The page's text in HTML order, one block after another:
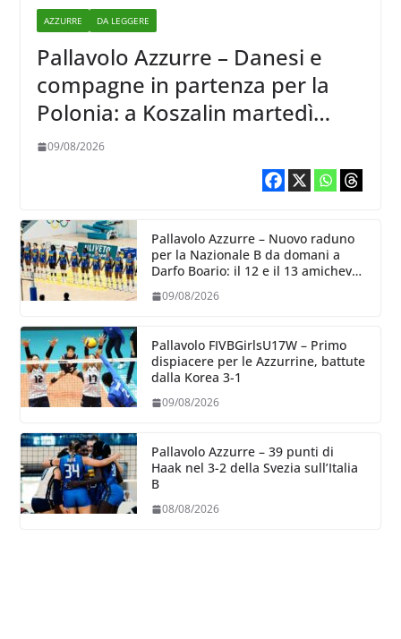
AZZURRE DA LEGGERE
Pallavolo Azzurre – Danesi e
compagne in partenza per la
Polonia: a Koszalin martedì
giocano contro la Francia
09/08/2026
Pallavolo Azzurre – Nuovo raduno
per la Nazionale B da domani a
Darfo Boario: il 12 e il 13 amichevoli
09/08/2026
Pallavolo FIVBGirlsU17W – Primo
dispiacere per le Azzurrine, battute
dalla Korea 3-1
09/08/2026
Pallavolo Azzurre – 39 punti di
Haak nel 3-2 della Svezia sull’Italia
B
08/08/2026